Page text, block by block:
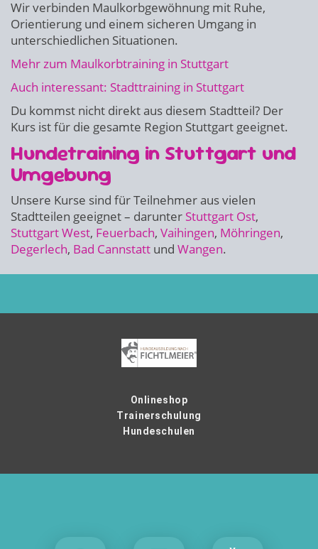
Wir verbinden Maulkorbgewöhnung mit Ruhe,
Orientierung und einem sicheren Umgang in
unterschiedlichen Situationen.
Mehr zum Maulkorbtraining in Stuttgart
Auch interessant: Stadttraining in Stuttgart
Du kommst nicht direkt aus diesem Stadtteil? Der
Kurs ist für die gesamte Region Stuttgart geeignet.
Hundetraining in Stuttgart und
Umgebung
Unsere Kurse sind für Teilnehmer aus vielen
Stadtteilen geeignet – darunter Stuttgart Ost,
Stuttgart West, Feuerbach, Vaihingen, Möhringen,
Degerlech, Bad Cannstatt und Wangen.
Onlineshop
Trainerschulung
Hundeschulen